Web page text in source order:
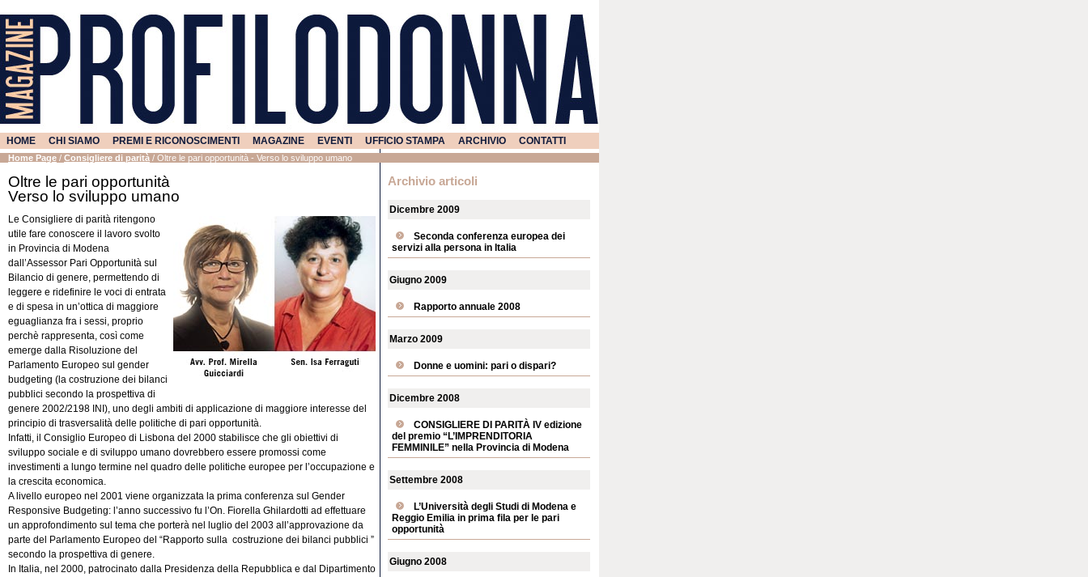
HOME CHI SIAMO PREMI E RICONOSCIMENTI MAGAZINE EVENTI UFFICIO STAMPA ARCHIVIO CONTATTI
Home Page / Consigliere di parità / Oltre le pari opportunità - Verso lo sviluppo umano
Oltre le pari opportunità
Verso lo sviluppo umano
Le Consigliere di parità ritengono
utile fare conoscere il lavoro svolto
in Provincia di Modena
dall’Assessor Pari Opportunità sul
Bilancio di genere, permettendo di
leggere e ridefinire le voci di entrata
e di spesa in un’ottica di maggiore
eguaglianza fra i sessi, proprio
perchè rappresenta, così come
emerge dalla Risoluzione del
Parlamento Europeo sul gender
budgeting (la costruzione dei bilanci
pubblici secondo la prospettiva di
genere 2002/2198 INI), uno degli ambiti di applicazione di maggiore interesse del
principio di trasversalità delle politiche di pari opportunità.
Infatti, il Consiglio Europeo di Lisbona del 2000 stabilisce che gli obiettivi di
sviluppo sociale e di sviluppo umano dovrebbero essere promossi come
investimenti a lungo termine nel quadro delle politiche europee per l’occupazione e
la crescita economica.
A livello europeo nel 2001 viene organizzata la prima conferenza sul Gender
Responsive Budgeting: l’anno successivo fu l’On. Fiorella Ghilardotti ad effettuare
un approfondimento sul tema che porterà nel luglio del 2003 all’approvazione da
parte del Parlamento Europeo del “Rapporto sulla costruzione dei bilanci pubblici ”
secondo la prospettiva di genere.
In Italia, nel 2000, patrocinato dalla Presidenza della Repubblica e dal Dipartimento
Archivio articoli
Dicembre 2009
Seconda conferenza europea dei
servizi alla persona in Italia
Giugno 2009
Rapporto annuale 2008
Marzo 2009
Donne e uomini: pari o dispari?
Dicembre 2008
CONSIGLIERE DI PARITÀ IV edizione
del premio “L’IMPRENDITORIA
FEMMINILE” nella Provincia di Modena
Settembre 2008
L’Università degli Studi di Modena e
Reggio Emilia in prima fila per le pari
opportunità
Giugno 2008